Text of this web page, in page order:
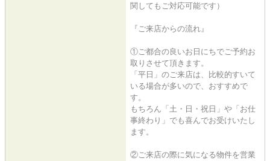
関してもご対応可能です）
『ご来店からの流れ』
①ご都合の良いお日にちでご予約お
取りさせて頂きます。
「平日」のご来店は、比較的すいて
いる場合が多いので、おすすめで
す。
もちろん「土・日・祝日」や「お仕
事終わり」でも喜んでお受けいたし
ます。
②ご来店の際に気になる物件を営業